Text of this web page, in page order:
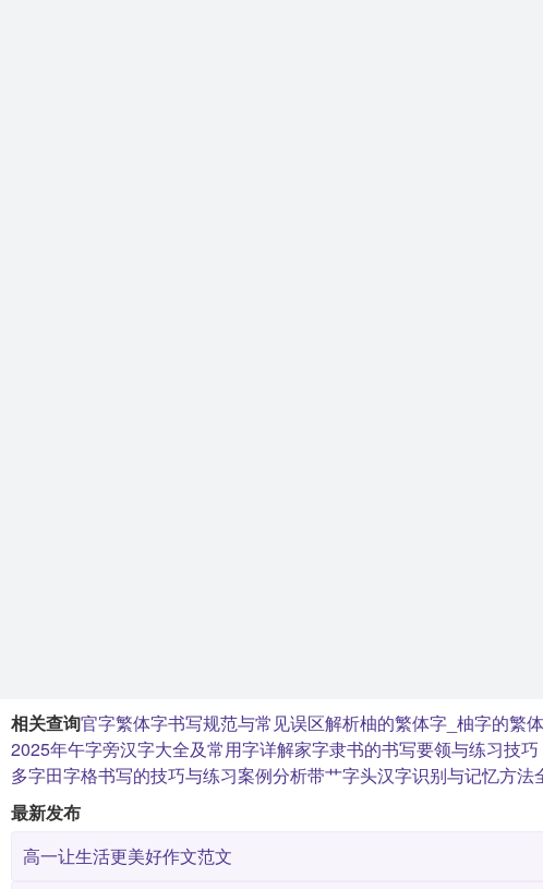
相关查询官字繁体字书写规范与常见误区解析柚的繁体字_柚字的繁
2025年午字旁汉字大全及常用字详解家字隶书的书写要领与练习技
多字田字格书写的技巧与练习案例分析带艹字头汉字识别与记忆方法
最新发布
高一让生活更美好作文范文